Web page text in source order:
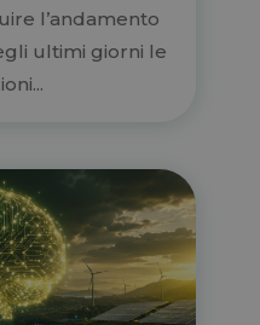
l’andamento
ultimi giorni le